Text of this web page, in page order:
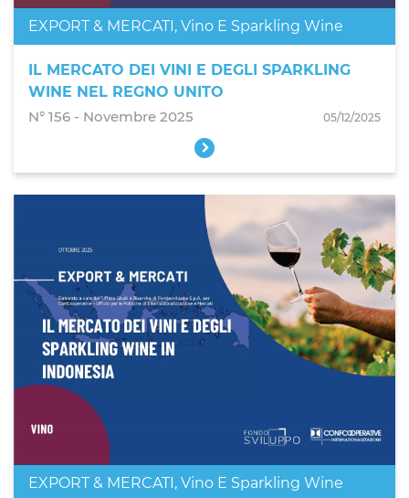
EXPORT & MERCATI, Vino E Sparkling Wine
IL MERCATO DEI VINI E DEGLI SPARKLING
WINE NEL REGNO UNITO
N° 156 - Novembre 2025
05/12/2025
EXPORT & MERCATI, Vino E Sparkling Wine